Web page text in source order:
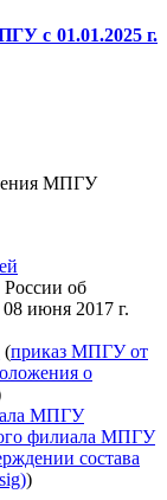
с 01.01.2025 г.
МПГУ
об
июня 2017 г.
(приказ МПГУ от
о
МПГУ
филиала МПГУ
состава
)